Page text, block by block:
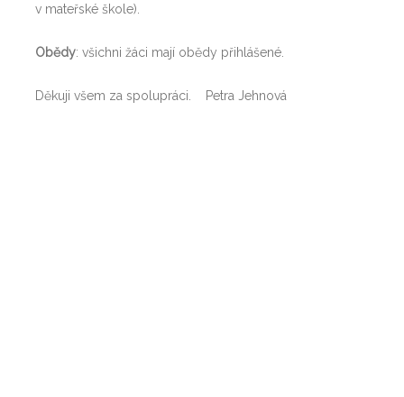
v mateřské škole).
Obědy: všichni žáci mají obědy přihlášené.
Děkuji všem za spolupráci. Petra Jehnová